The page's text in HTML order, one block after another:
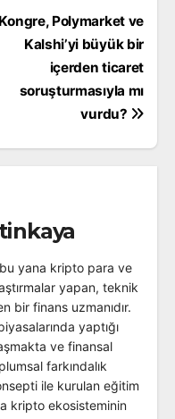
Kongre, Polymarket ve
Kalshi’yi büyük bir
içerden ticaret
soruşturmasıyla mı
vurdu?
yana kripto para ve
yapan, teknik
bir finans uzmanıdır.
yaptığı
ve finansal
farkındalık
ile kurulan eğitim
kripto ekosisteminin